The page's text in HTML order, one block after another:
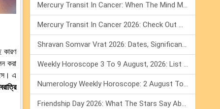
কারণ
করা
এ
Mercury Transit In Cancer: When The Mind Meets The Heart!
Mercury Transit In Cancer 2026: Check Out What It Brings For You
Shravan Somvar Vrat 2026: Dates, Significance & Rituals In August
Weekly Horoscope 3 To 9 August, 2026: List Of Fasts & Festivals
Numerology Weekly Horoscope: 2 August To 8 August, 2026
Friendship Day 2026: What The Stars Say About Your Best Friend!